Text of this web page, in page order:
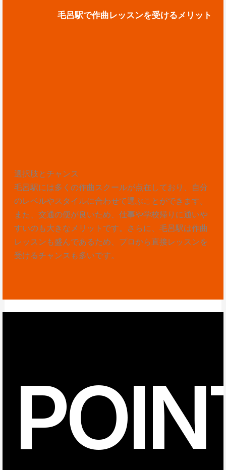
毛呂駅で作曲レッスンを受けるメリット
選択肢とチャンス
毛呂駅には多くの作曲スクールが点在しており、自分
のレベルやスタイルに合わせて選ぶことができます。
また、交通の便が良いため、仕事や学校帰りに通いや
すいのも大きなメリットです。さらに、毛呂駅は作曲
レッスンも盛んであるため、プロから直接レッスンを
受けるチャンスも多いです。